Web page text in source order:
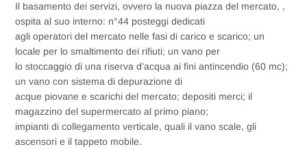
Il basamento dei servizi, ovvero la nuova piazza del mercato, ,
ospita al suo interno: n°44 posteggi dedicati
agli operatori del mercato nelle fasi di carico e scarico; un
locale per lo smaltimento dei rifiuti; un vano per
lo stoccaggio di una riserva d’acqua ai fini antincendio (60 mc);
un vano con sistema di depurazione di
acque piovane e scarichi del mercato; depositi merci; il
magazzino del supermercato al primo piano;
impianti di collegamento verticale, quali il vano scale, gli
ascensori e il tappeto mobile.